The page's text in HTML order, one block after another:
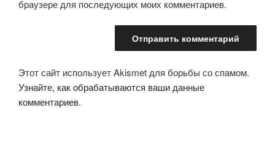
браузере для последующих моих комментариев.
Этот сайт использует Akismet для борьбы со спамом.
Узнайте, как обрабатываются ваши данные
комментариев.